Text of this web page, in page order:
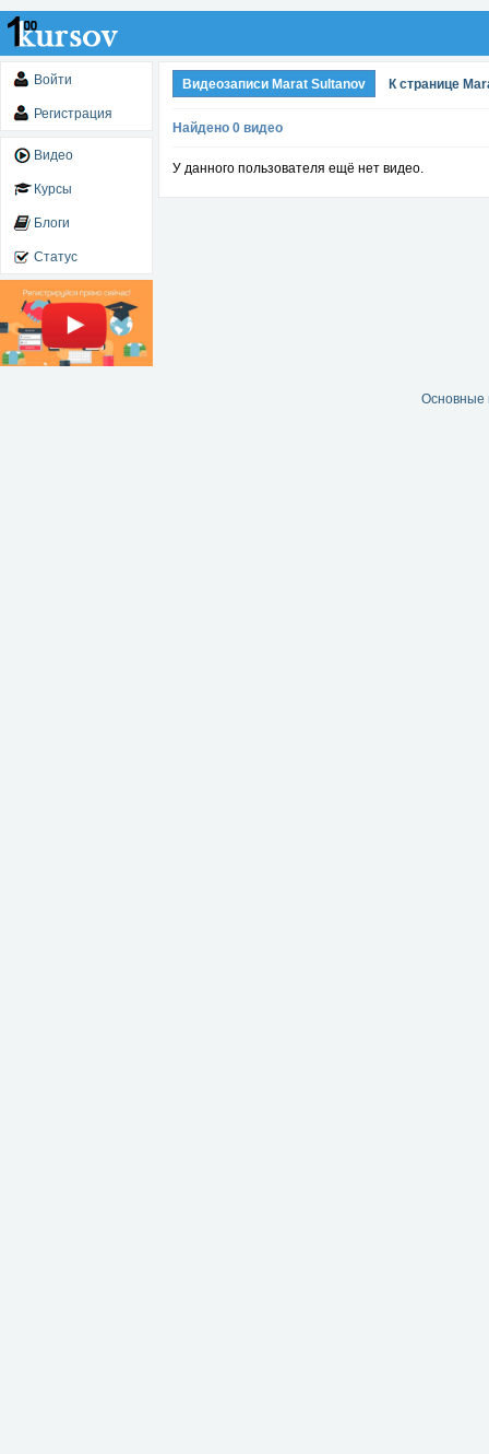
Войти
Регистрация
Видео
Курсы
Блоги
Статус
Видеозаписи Marat Sultanov К странице
Найдено 0 видео
У данного пользователя ещё нет видео.
Основные